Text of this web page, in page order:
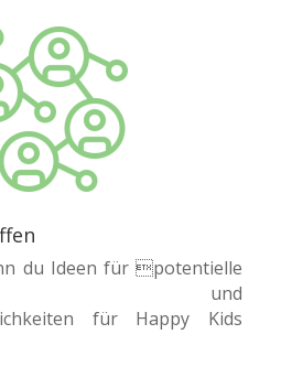
du Ideen für potentielle
und
für Happy Kids